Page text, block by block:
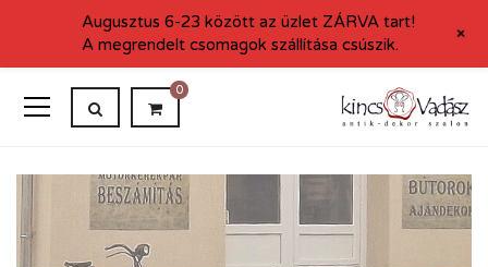
0
Augusztus 6-23 között az üzlet ZÁRVA tart!
A megrendelt csomagok szállítása csúszik.
+